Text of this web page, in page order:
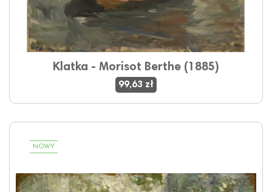
Klatka - Morisot Berthe (1885)
99,63 zł
NOWY